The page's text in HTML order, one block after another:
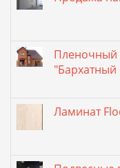
Пленочный
"Бархатный
Ламинат